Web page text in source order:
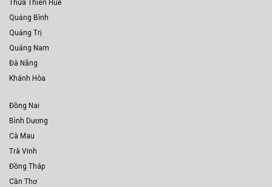
Thừa Thiên Huế
Quảng Bình
Quảng Trị
Quảng Nam
Đà Nẵng
Khánh Hòa
Đồng Nai
Bình Dương
Cà Mau
Trà Vinh
Đồng Tháp
Cần Thơ